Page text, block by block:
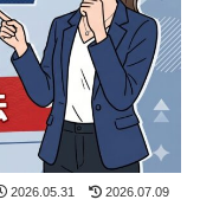
2026.05.31 2026.07.09